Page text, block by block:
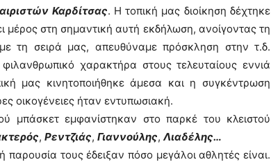
Καρδίτσας. Η τοπική μας διοίκηση δέχτηκε
στη σημαντική αυτή εκδήλωση, ανοίγοντας τη
τη σειρά μας, απευθύναμε πρόσκληση στην τ.δ.
χαρακτήρα στους τελευταίους εννιά
μας κινητοποιήθηκε άμεσα και η συγκέντρωση
οικογένειες ήταν εντυπωσιακή.
εμφανίστηκαν στο παρκέ του κλειστού
, Ρεντζιάς, Γιαννούλης, Λιαδέλης…
τους έδειξαν πόσο μεγάλοι αθλητές είναι.